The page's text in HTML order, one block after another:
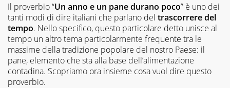
Il proverbio “Un anno e un pane durano poco” è uno dei
tanti modi di dire italiani che parlano del trascorrere del
tempo. Nello specifico, questo particolare detto unisce al
tempo un altro tema particolarmente frequente tra le
massime della tradizione popolare del nostro Paese: il
pane, elemento che sta alla base dell’alimentazione
contadina. Scopriamo ora insieme cosa vuol dire questo
proverbio.